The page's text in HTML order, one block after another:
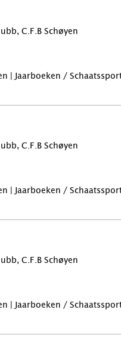
C.F.B Schøyen
| Jaarboeken /
C.F.B Schøyen
| Jaarboeken /
C.F.B Schøyen
| Jaarboeken /